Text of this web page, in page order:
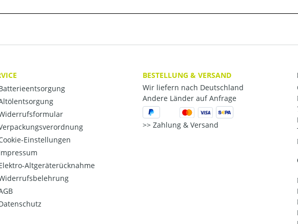
Einstellungen
Altgeräterücknahme
BESTELLUNG & VERSAND
Wir liefern nach Deutschland
Andere Länder auf Anfrage
Zahlung & Versand